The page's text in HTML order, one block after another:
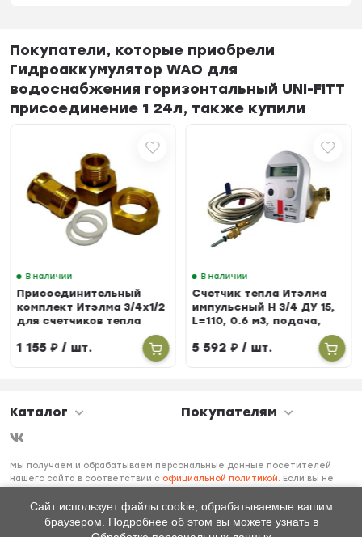
Покупатели, которые приобрели
Гидроаккумулятор WAO для
водоснабжения горизонтальный UNI-FITT
присоединение 1 24л, также купили
В наличии
Присоединительный
комплект Итэлма 3/4х1/2
для счетчиков тепла
1 155₽/ шт.
В наличии
Счетчик тепла Итэлма
импульсный Н 3/4 ДУ 15,
L=110, 0.6 м3, подача,
5 592₽/ шт.
Каталог Покупателям
Мы получаем и обрабатываем персональные данные посетителей
нашего сайта в соответствии с официальной политикой. Если вы не
необходимо покинуть наш сайт.
Сайт использует файлы cookie, обрабатываемые вашим
браузером. Подробнее об этом вы можете узнать в